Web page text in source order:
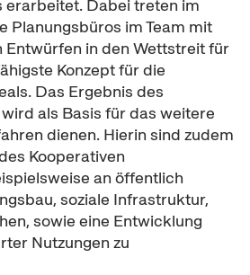
Dabei treten im
Planungsbüros im Team mit
Entwürfen in den Wettstreit für
Konzept für die
Das Ergebnis des
als Basis für das weitere
dienen. Hierin sind zudem
Kooperativen
an öffentlich
soziale Infrastruktur,
sowie eine Entwicklung
Nutzungen zu